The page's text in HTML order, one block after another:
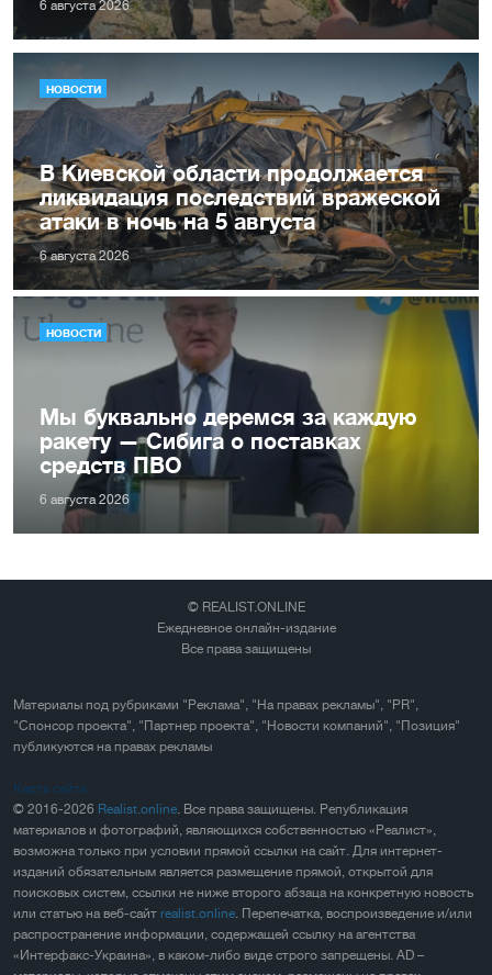
6 августа 2026
НОВОСТИ
В Киевской области продолжается
ликвидация последствий вражеской
атаки в ночь на 5 августа
6 августа 2026
НОВОСТИ
Мы буквально деремся за каждую
ракету — Сибига о поставках
средств ПВО
6 августа 2026
© REALIST.ONLINE
Ежедневное онлайн-издание
Все права защищены
Материалы под рубриками "Реклама", "На правах рекламы", "PR",
"Спонсор проекта", "Партнер проекта", "Новости компаний", "Позиция"
публикуются на правах рекламы
Карта сайта
© 2016-2026 Realist.online. Все права защищены. Републикация
материалов и фотографий, являющихся собственностью «Реалист»,
возможна только при условии прямой ссылки на сайт. Для интернет-
изданий обязательным является размещение прямой, открытой для
поисковых систем, ссылки не ниже второго абзаца на конкретную новость
или статью на веб-сайт realist.online. Перепечатка, воспроизведение и/или
распространение информации, содержащей ссылку на агентства
«Интерфакс-Украина», в каком-либо виде строго запрещены. AD –